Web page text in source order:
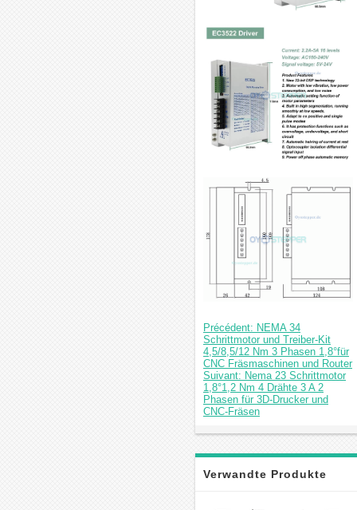
Précédent: NEMA 34
Schrittmotor und Treiber-Kit
4,5/8,5/12 Nm 3 Phasen 1,8°für
CNC Fräsmaschinen und Router
Suivant: Nema 23 Schrittmotor
1,8°1,2 Nm 4 Drähte 3 A 2
Phasen für 3D-Drucker und
CNC-Fräsen
Verwandte Produkte